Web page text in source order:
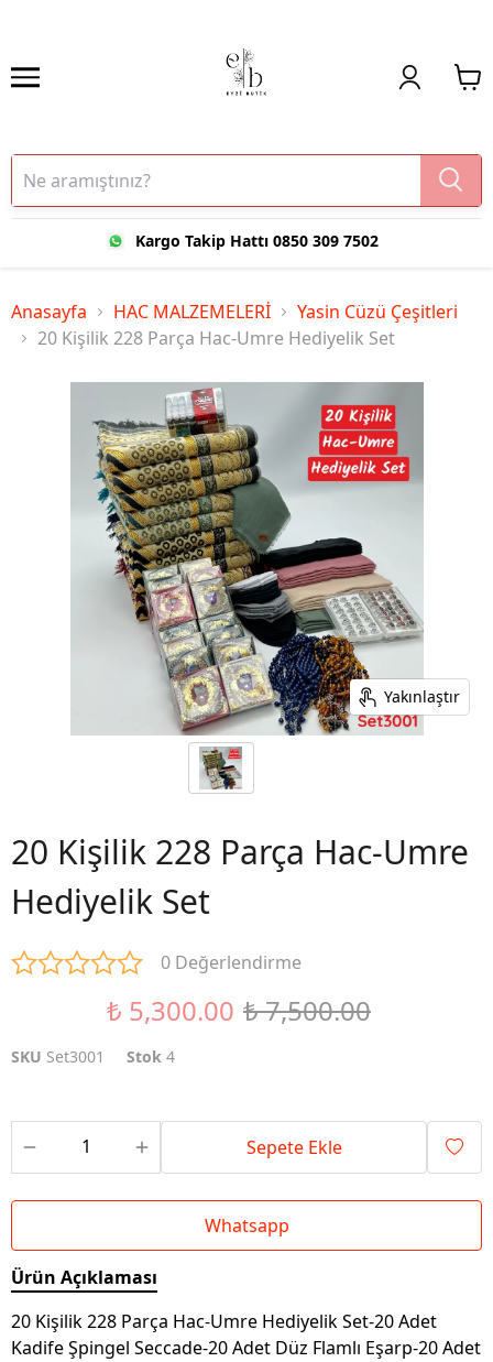
Kargo Takip Hattı 0850 309 7502
Anasayfa HAC MALZEMELERİ
Yasin Cüzü Çeşitleri
20 Kişilik 228 Parça Hac-Umre Hediyelik Set
Yakınlaştır
20 Kişilik 228 Parça Hac-Umre
Hediyelik Set
0 Değerlendirme
₺ 5,300.00 ₺ 7,500.00
SKU Set3001 Stok 4
Sepete Ekle
Whatsapp
Ürün Açıklaması
20 Kişilik 228 Parça Hac-Umre Hediyelik Set-20 Adet
Kadife Şpingel Seccade-20 Adet Düz Flamlı Eşarp-20 Adet